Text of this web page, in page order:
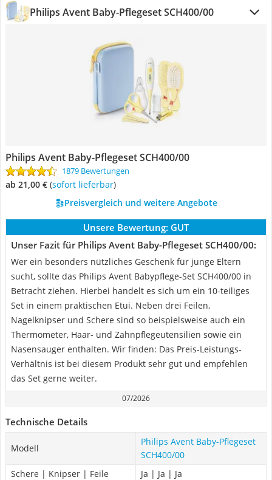
Philips Avent Baby-Pflegeset SCH400/00
Philips Avent Baby-Pflegeset SCH400/00
1879 Bewertungen
ab 21,00 € ( Sofort lieferbar)
Preisvergleich und weitere Angebote
Unsere Bewertung: GUT
Unser Fazit für Philips Avent Baby-Pflegeset SCH400/00:
Wer ein besonders nützliches Geschenk für junge Eltern
sucht, sollte das Philips Avent Babypflege-Set SCH400/00 in
Betracht ziehen. Hierbei handelt es sich um ein 10-teiliges
Set in einem praktischen Etui. Neben drei Feilen,
Nagelknipser und Schere sind so beispielsweise auch ein
Thermometer, Haar- und Zahnpflegeutensilien sowie ein
Nasensauger enthalten. Wir finden: Das Preis-Leistungs-
Verhältnis ist bei diesem Produkt sehr gut und empfehlen
das Set gerne weiter.
07/2026
Technische Details
Modell
Philips Avent Baby-Pflegeset
SCH400/00
Schere | Knipser | Feile
Ja | Ja | Ja